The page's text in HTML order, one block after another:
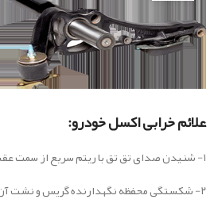
علائم خرابی اکسل خودرو:
۱- شنیدن صدای تق تق با ریتم سریع از سمت عقب
۲- شکستگی محفظه نگهدارنده گریس و نشت آن